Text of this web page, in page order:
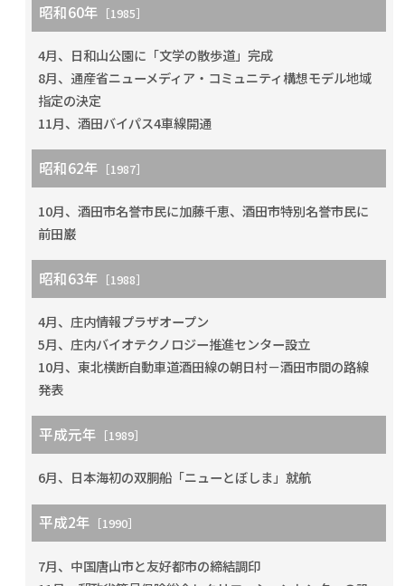
昭和60年 ［1985］
4月、日和山公園に「文学の散歩道」完成
8月、通産省ニューメディア・コミュニティ構想モデル地域
指定の決定
11月、酒田バイパス4車線開通
昭和62年 ［1987］
10月、酒田市名誉市民に加藤千恵、酒田市特別名誉市民に
前田巌
昭和63年 ［1988］
4月、庄内情報プラザオープン
5月、庄内バイオテクノロジー推進センター設立
10月、東北横断自動車道酒田線の朝日村－酒田市間の路線
発表
平成元年 ［1989］
6月、日本海初の双胴船「ニューとぼしま」就航
平成2年 ［1990］
7月、中国唐山市と友好都市の締結調印